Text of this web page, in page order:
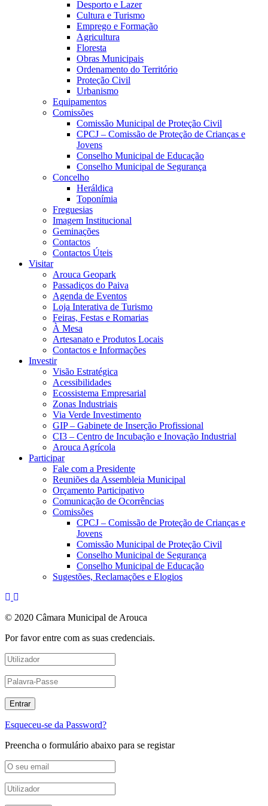
Desporto e Lazer
Cultura e Turismo
Emprego e Formação
Agricultura
Floresta
Obras Municipais
Ordenamento do Território
Proteção Civil
Urbanismo
Equipamentos
Comissões
Comissão Municipal de Proteção Civil
CPCJ – Comissão de Proteção de Crianças e
Jovens
Conselho Municipal de Educação
Conselho Municipal de Segurança
Concelho
Heráldica
Toponímia
Freguesias
Imagem Institucional
Geminações
Contactos
Contactos Úteis
Visitar
Arouca Geopark
Passadiços do Paiva
Agenda de Eventos
Loja Interativa de Turismo
Feiras, Festas e Romarias
À Mesa
Artesanato e Produtos Locais
Contactos e Informações
Investir
Visão Estratégica
Acessibilidades
Ecossistema Empresarial
Zonas Industriais
Via Verde Investimento
GIP – Gabinete de Inserção Profissional
CI3 – Centro de Incubação e Inovação Industrial
Arouca Agrícola
Participar
Fale com a Presidente
Reuniões da Assembleia Municipal
Orçamento Participativo
Comunicação de Ocorrências
Comissões
CPCJ – Comissão de Proteção de Crianças e
Jovens
Comissão Municipal de Proteção Civil
Conselho Municipal de Segurança
Conselho Municipal de Educação
Sugestões, Reclamações e Elogios
© 2020 Câmara Municipal de Arouca
Por favor entre com as suas credenciais.
Esqueceu-se da Password?
Preencha o formulário abaixo para se registar